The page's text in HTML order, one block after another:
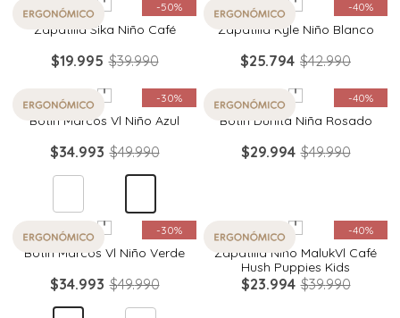
-50%
Zapatilla Sika Niño Café
$19.995 $39.990
-40%
Zapatilla Kyle Niño Blanco
$25.794 $42.990
-30%
Quickview
Botin Marcos Vl Niño Azul
$34.993 $49.990
-40%
Quickview
Botin Dunita Niña Rosado
$29.994 $49.990
-30%
Quickview
Botin Marcos Vl Niño Verde
$34.993 $49.990
-40%
Quickview
Zapatilla Niño MalukVl Café
Hush Puppies Kids
$23.994 $39.990